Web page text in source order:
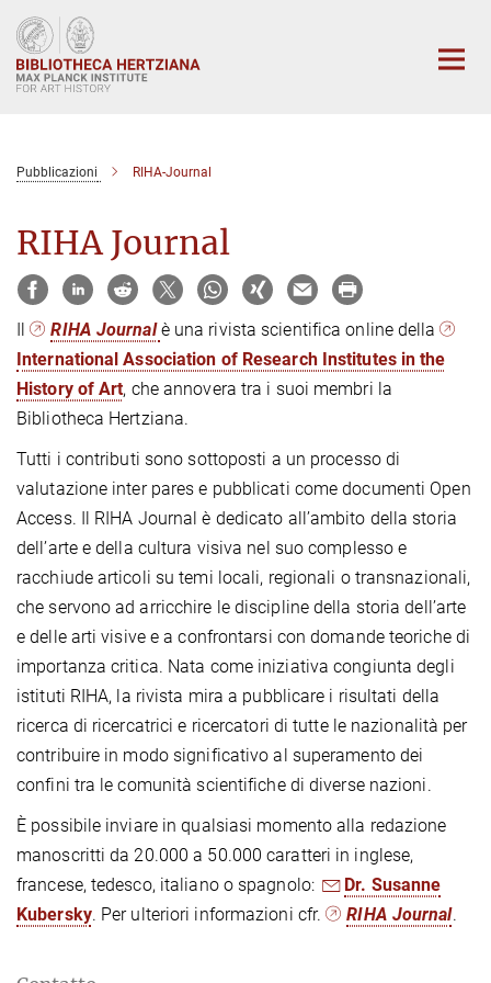
Main-
Content
Pubblicazioni RIHA-Journal
RIHA Journal
Il RIHA Journalè una rivista scientifica online della
International Association of Research Institutes in the
History of Art, che annovera tra i suoi membri la
Bibliotheca Hertziana.
Tutti i contributi sono sottoposti a un processo di
valutazione inter pares e pubblicati come documenti Open
Access. Il RIHA Journal è dedicato all’ambito della storia
dell’arte e della cultura visiva nel suo complesso e
racchiude articoli su temi locali, regionali o transnazionali,
che servono ad arricchire le discipline della storia dell’arte
e delle arti visive e a confrontarsi con domande teoriche di
importanza critica. Nata come iniziativa congiunta degli
istituti RIHA, la rivista mira a pubblicare i risultati della
ricerca di ricercatrici e ricercatori di tutte le nazionalità per
contribuire in modo significativo al superamento dei
confini tra le comunità scientifiche di diverse nazioni.
È possibile inviare in qualsiasi momento alla redazione
manoscritti da 20.000 a 50.000 caratteri in inglese,
francese, tedesco, italiano o spagnolo:
Dr. Susanne
Kubersky. Per ulteriori informazioni cfr. RIHA Journal.